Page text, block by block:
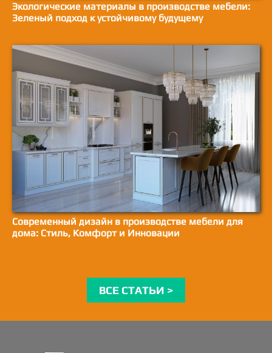
Экологические материалы в производстве мебели:
Зеленый подход к устойчивому будущему
Современный дизайн в производстве мебели для
дома: Стиль, Комфорт и Инновации
ВСЕ СТАТЬИ >